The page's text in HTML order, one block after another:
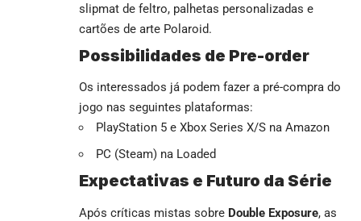
slipmat de feltro, palhetas personalizadas e
cartões de arte Polaroid.
Possibilidades de Pre-order
Os interessados já podem fazer a pré-compra do
jogo nas seguintes plataformas:
PlayStation 5 e Xbox Series X/S na Amazon
PC (Steam) na Loaded
Expectativas e Futuro da Série
Após críticas mistas sobre Double Exposure, as